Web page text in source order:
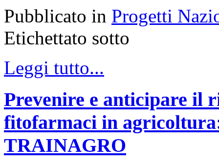
Pubblicato in Progetti
Etichettato sotto
Leggi tutto...
Prevenire e anticipare il
fitofarmaci in
TRAINAGRO